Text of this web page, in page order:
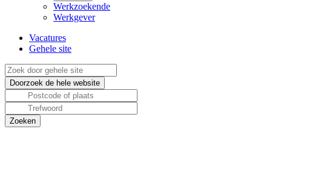
Werkzoekende
Werkgever
Vacatures
Gehele site